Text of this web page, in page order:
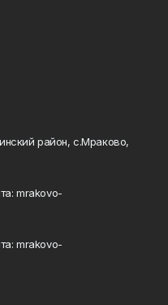
район, с.Мраково,
mrakovo-
mrakovo-